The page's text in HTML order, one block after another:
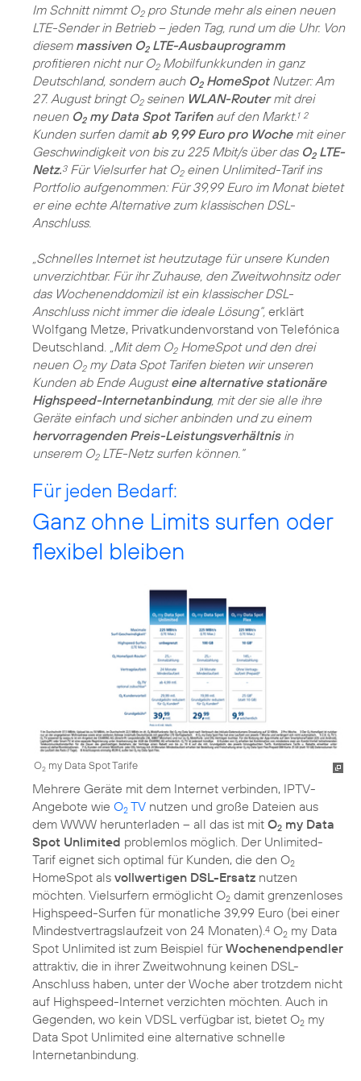
Im Schnitt nimmt O2pro Stunde mehr als einen neuen
LTE-Sender in Betrieb – jeden Tag, rund um die Uhr. Von
diesem massiven O2LTE-Ausbauprogramm
profitieren nicht nur O2Mobilfunkkunden in ganz
Deutschland, sondern auch O2HomeSpotNutzer: Am
27. August bringt O2seinen WLAN-Routermit drei
neuen O2my Data Spot Tarifenauf den Markt. 1 2
Kunden surfen damitab 9,99 Euro pro Wochemit einer
Geschwindigkeit von bis zu 225 Mbit/s über das O2LTE-
Netz.3Für Vielsurfer hat O2einen Unlimited-Tarif ins
Portfolio aufgenommen: Für 39,99 Euro im Monat bietet
er eine echte Alternative zum klassischen DSL-
Anschluss.
„Schnelles Internet ist heutzutage für unsere Kunden
unverzichtbar. Für ihr Zuhause, den Zweitwohnsitz oder
das Wochenenddomizil ist ein klassischer DSL-
Anschluss nicht immer die ideale Lösung“, erklärt
Wolfgang Metze, Privatkundenvorstand von Telefónica
Deutschland.
„Mit dem O2HomeSpot und den drei
neuen O2my Data Spot Tarifen bieten wir unseren
Kunden ab Ende Augusteine alternative stationäre
Highspeed-Internetanbindung, mit der sie alle ihre
Geräte einfach und sicher anbinden und zu einem
hervorragenden Preis-Leistungsverhältnisin
unserem O2LTE-Netz surfen können.“
Für jeden Bedarf:
Ganz ohne Limits surfen oder
flexibel bleiben
O2 my Data Spot Tarife
Mehrere Geräte mit dem Internet verbinden, IPTV-
Angebote wie O2 TV nutzen und große Dateien aus
dem WWW herunterladen – all das ist mit O2 my Data
Spot Unlimited problemlos möglich. Der Unlimited-
Tarif eignet sich optimal für Kunden, die den O2
HomeSpot als vollwertigen DSL-Ersatz nutzen
möchten. Vielsurfern ermöglicht O2 damit grenzenloses
Highspeed-Surfen für monatliche 39,99 Euro (bei einer
Mindestvertragslaufzeit von 24 Monaten).4 O2 my Data
Spot Unlimited ist zum Beispiel fürWochenendpendler
attraktiv, die in ihrer Zweitwohnung keinen DSL-
Anschluss haben, unter der Woche aber trotzdem nicht
auf Highspeed-Internet verzichten möchten. Auch in
Gegenden, wo kein VDSL verfügbar ist, bietet O2 my
Data Spot Unlimited eine alternative schnelle
Internetanbindung.